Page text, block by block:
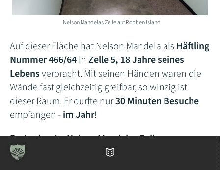
Nelson Mandelas Zelle auf Robben Island
Auf dieser Fläche hat Nelson Mandela alsHäftling
Nummer 466/64in Zelle 5, 18 Jahre seines
Lebensverbracht. Mit seinen Händen waren die
Wände fast gleichzeitig greifbar, so winzig ist
dieser Raum. Er durfte nur30 Minuten Besuche
empfangen - im Jahr!
Facts about...Nelson Mandelas Zelle:
In Nelson Mandelas Zelle liegt bei meinem
Inhaltsverzeichnis